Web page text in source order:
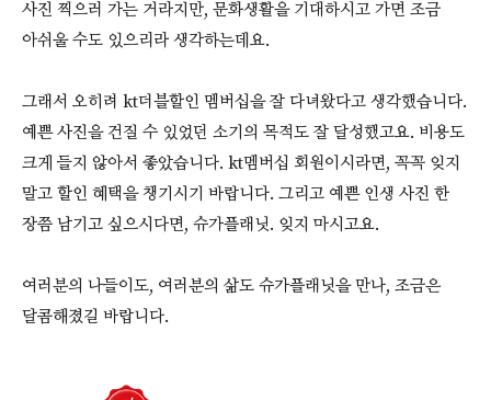
사진 찍으러 가는 거라지만, 문화생활을 기대하시고 가면 조금
아쉬울 수도 있으리라 생각하는데요.
그래서 오히려 kt더블할인 멤버십을 잘 다녀왔다고 생각했습니다.
예쁜 사진을 건질 수 있었던 소기의 목적도 잘 달성했고요. 비용도
크게 들지 않아서 좋았습니다. kt멤버십 회원이시라면, 꼭꼭 잊지
말고 할인 혜택을 챙기시기 바랍니다. 그리고 예쁜 인생 사진 한
장쯤 남기고 싶으시다면, 슈가플래닛. 잊지 마시고요.
여러분의 나들이도, 여러분의 삶도 슈가플래닛을 만나, 조금은
달콤해졌길 바랍니다.